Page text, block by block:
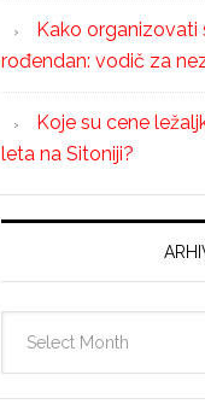
Kako organizovati
rođendan: vodič za
Koje su cene
leta na Sitoniji?